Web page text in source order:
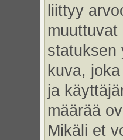
liittyy
statuksen
kuva,
ja
määrää
Mikäli et